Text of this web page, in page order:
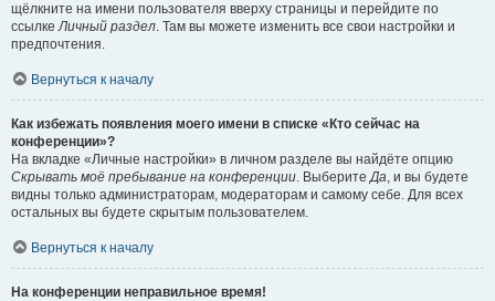
щёлкните на имени пользователя вверху страницы и перейдите по
ссылкеЛичный раздел. Там вы можете изменить все свои настройки и
предпочтения.
Вернуться к началу
Как избежать появления моего имени в списке «Кто сейчас на
конференции»?
На вкладке «Личные настройки» в личном разделе вы найдёте опцию
Скрывать моё пребывание на конференции. ВыберитеДа, и вы будете
видны только администраторам, модераторам и самому себе. Для всех
остальных вы будете скрытым пользователем.
Вернуться к началу
На конференции неправильное время!